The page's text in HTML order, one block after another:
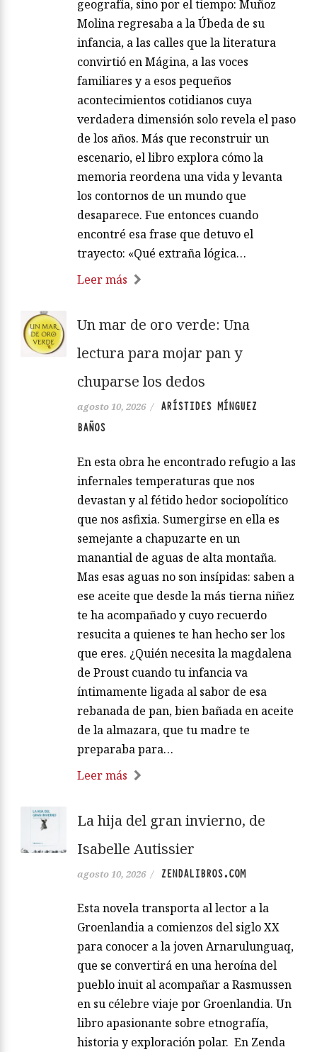
geografía, sino por el tiempo: Muñoz
Molina regresaba a la Úbeda de su
infancia, a las calles que la literatura
convirtió en Mágina, a las voces
familiares y a esos pequeños
acontecimientos cotidianos cuya
verdadera dimensión solo revela el paso
de los años. Más que reconstruir un
escenario, el libro explora cómo la
memoria reordena una vida y levanta
los contornos de un mundo que
desaparece. Fue entonces cuando
encontré esa frase que detuvo el
trayecto: «Qué extraña lógica…
Leer más
Un mar de oro verde: Una
lectura para mojar pan y
chuparse los dedos
agosto 10, 2026 /
ARÍSTIDES MÍNGUEZ
BAÑOS
En esta obra he encontrado refugio a las
infernales temperaturas que nos
devastan y al fétido hedor sociopolítico
que nos asfixia. Sumergirse en ella es
semejante a chapuzarte en un
manantial de aguas de alta montaña.
Mas esas aguas no son insípidas: saben a
ese aceite que desde la más tierna niñez
te ha acompañado y cuyo recuerdo
resucita a quienes te han hecho ser los
que eres. ¿Quién necesita la magdalena
de Proust cuando tu infancia va
íntimamente ligada al sabor de esa
rebanada de pan, bien bañada en aceite
de la almazara, que tu madre te
preparaba para…
Leer más
La hija del gran invierno, de
Isabelle Autissier
agosto 10, 2026 / ZENDALIBROS.COM
Esta novela transporta al lector a la
Groenlandia a comienzos del siglo XX
para conocer a la joven Arnarulunguaq,
que se convertirá en una heroína del
pueblo inuit al acompañar a Rasmussen
en su célebre viaje por Groenlandia. Un
libro apasionante sobre etnografía,
historia y exploración polar. En Zenda